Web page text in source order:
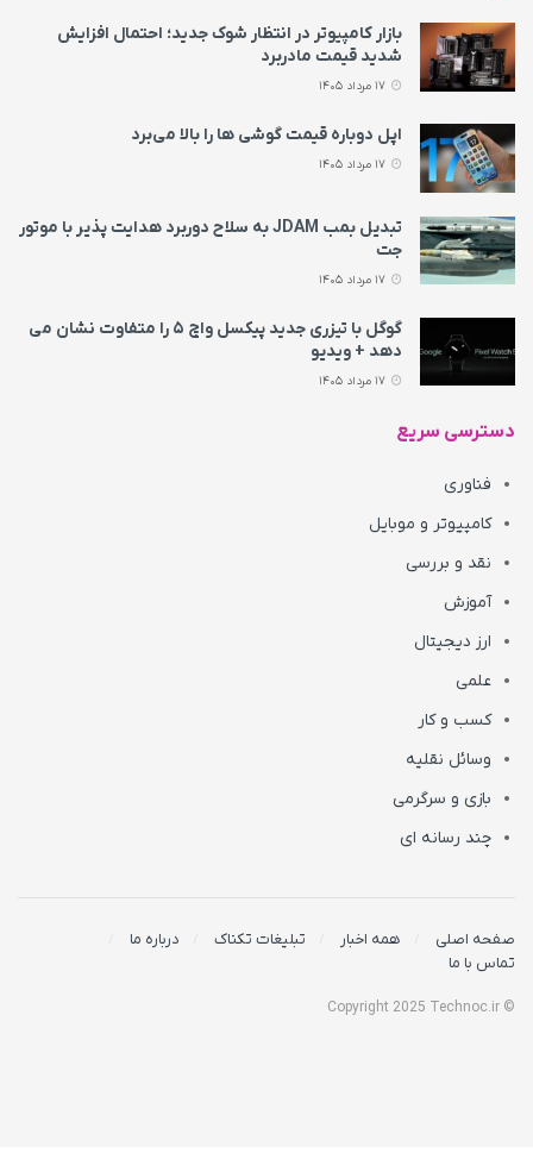
بازار کامپیوتر در انتظار شوک جدید؛ احتمال افزایش
شدید قیمت مادربرد
اپل دوباره قیمت‌ گوشی ها را بالا می‌برد
تبدیل بمب JDAM به سلاح دوربرد هدایت پذیر با موتور
جت
گوگل با تیزری جدید پیکسل واچ ۵ را متفاوت نشان می‌
دهد + ویدیو
دسترسی سریع
فناوری
کامپیوتر و موبایل
نقد و بررسی
آموزش
ارز دیجیتال
علمی
کسب و کار
وسائل نقلیه
بازی و سرگرمی
چند رسانه ای
صفحه اصلی همه اخبار تبلیغات تکناک
درباره ما
تماس با ما
© Copyright 2025 Technoc.ir